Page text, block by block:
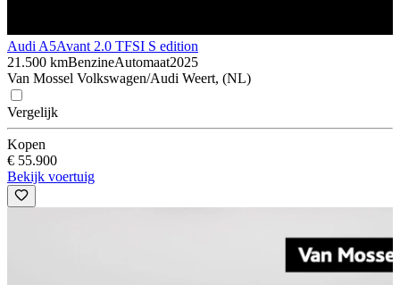
Audi A5Avant 2.0 TFSI S edition
21.500 kmBenzineAutomaat2025
Van Mossel Volkswagen/Audi Weert, (NL)
Vergelijk
Kopen
€ 55.900
Bekijk voertuig